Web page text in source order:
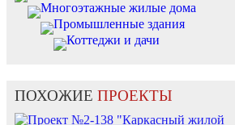
Многоэтажные жилые дома
Промышленные здания
Коттеджи и дачи
ПОХОЖИЕ ПРОЕКТЫ